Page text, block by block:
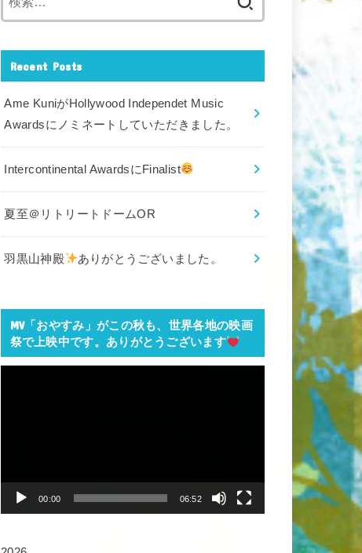
Recent Posts
Ame KuniがHollywood Independet Music
Awardsにノミネートしていただきました。
Intercontinental AwardsにFinalist
夏至＠リトリートドームOR
羽黒山神殿 ありがとうございました。
MV「おやすみ」がこの秋も、世界各地の映画
祭で上映中です。ありがとうございます
ヤ
00:00 06:52